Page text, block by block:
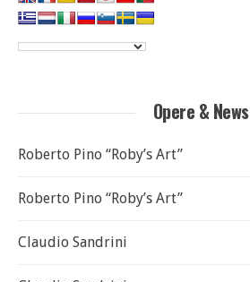
Opere & News
Roberto Pino “Roby’s Art”
Roberto Pino “Roby’s Art”
Claudio Sandrini